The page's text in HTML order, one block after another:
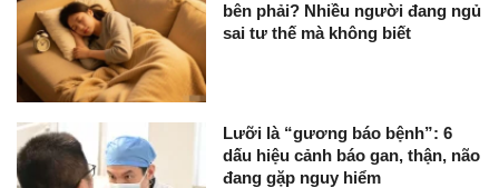
bên phải? Nhiều người đang ngủ
sai tư thế mà không biết
Lưỡi là “gương báo bệnh”: 6
dấu hiệu cảnh báo gan, thận, não
đang gặp nguy hiểm